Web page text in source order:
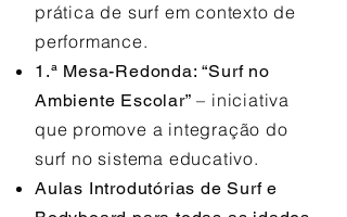
prática de surf em contexto de
performance.
1.ª Mesa-Redonda: “Surf no
Ambiente Escolar” – iniciativa
que promove a integração do
surf no sistema educativo.
Aulas Introdutórias de Surf e